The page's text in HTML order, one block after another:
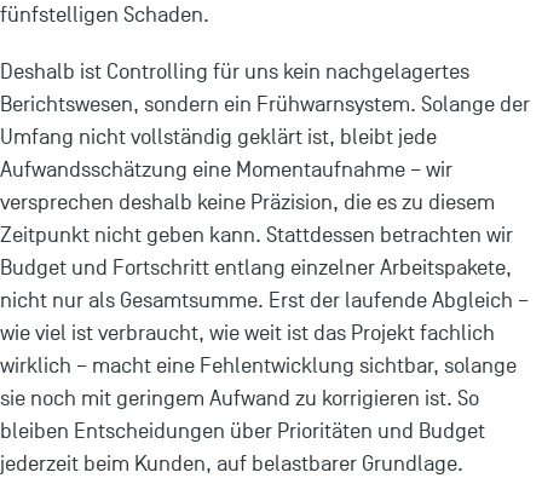
fünfstelligen Schaden.
Deshalb ist Controlling für uns kein nachgelagertes
Berichtswesen, sondern ein Frühwarnsystem. Solange der
Umfang nicht vollständig geklärt ist, bleibt jede
Aufwandsschätzung eine Momentaufnahme – wir
versprechen deshalb keine Präzision, die es zu diesem
Zeitpunkt nicht geben kann. Stattdessen betrachten wir
Budget und Fortschritt entlang einzelner Arbeitspakete,
nicht nur als Gesamtsumme. Erst der laufende Abgleich –
wie viel ist verbraucht, wie weit ist das Projekt fachlich
wirklich – macht eine Fehlentwicklung sichtbar, solange
sie noch mit geringem Aufwand zu korrigieren ist. So
bleiben Entscheidungen über Prioritäten und Budget
jederzeit beim Kunden, auf belastbarer Grundlage.